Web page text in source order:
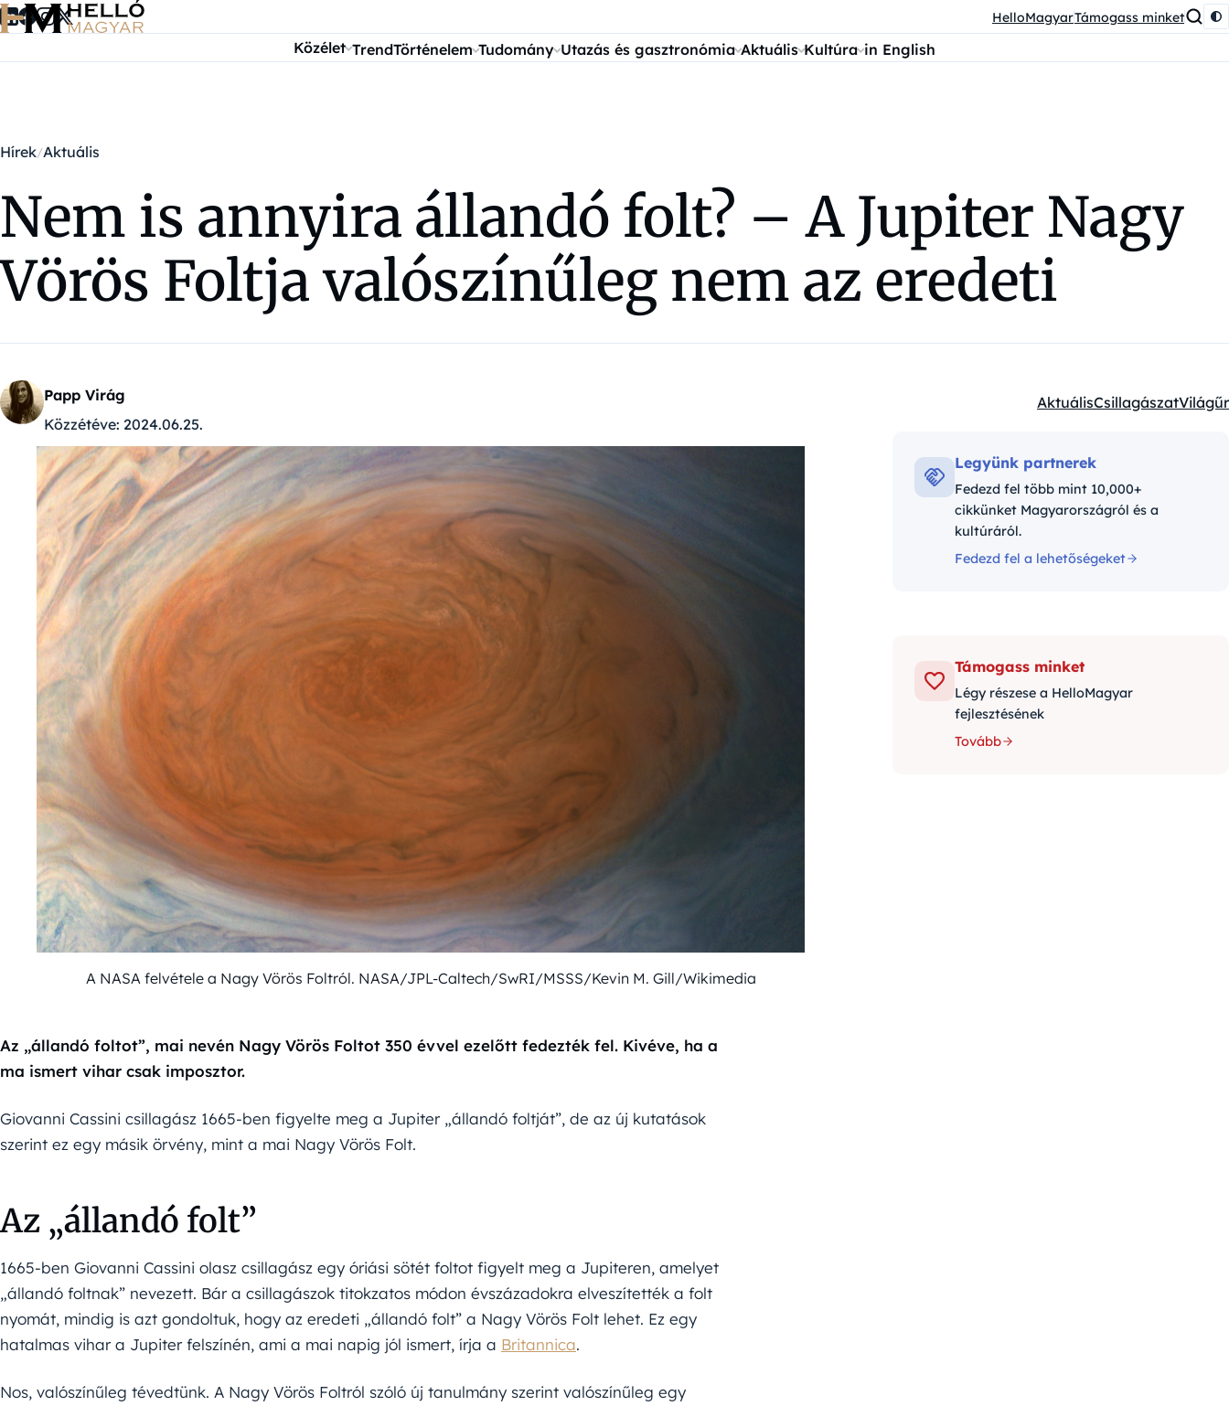
Ugrás a tartalomra HelloMagyarTámogass minket
Közélet TrendTörténelem Tudomány Utazás és gasztronómia Aktuális Kultúra in English
Hírek Aktuális
Nem is annyira állandó folt? – A Jupiter Nagy
Vörös Foltja valószínűleg nem az eredeti
Papp Virág
Közzétéve: 2024.06.25.
Kategóriák:
AktuálisCsillagászatVilágűr
A NASA felvétele a Nagy Vörös Foltról. NASA/JPL-Caltech/SwRI/MSSS/Kevin M. Gill/Wikimedia
Az „állandó foltot”, mai nevén Nagy Vörös Foltot 350 évvel ezelőtt fedezték fel. Kivéve, ha a
ma ismert vihar csak imposztor.
Giovanni Cassini csillagász 1665-ben figyelte meg a Jupiter „állandó foltját”, de az új kutatások
szerint ez egy másik örvény, mint a mai Nagy Vörös Folt.
Az „állandó folt”
1665-ben Giovanni Cassini olasz csillagász egy óriási sötét foltot figyelt meg a Jupiteren, amelyet
„állandó foltnak” nevezett. Bár a csillagászok titokzatos módon évszázadokra elveszítették a folt
nyomát, mindig is azt gondoltuk, hogy az eredeti „állandó folt” a Nagy Vörös Folt lehet. Ez egy
hatalmas vihar a Jupiter felszínén, ami a mai napig jól ismert, írja a Britannica.
Nos, valószínűleg tévedtünk. A Nagy Vörös Foltról szóló új tanulmány szerint valószínűleg egy
Legyünk partnerek
Fedezd fel több mint 10,000+
cikkünket Magyarországról és a
kultúráról.
Fedezd fel a lehetőségeket
Támogass minket
Légy részese a HelloMagyar
fejlesztésének
Tovább